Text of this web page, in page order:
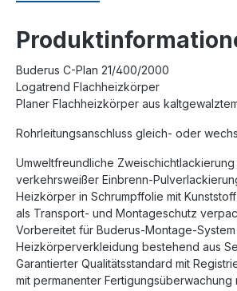
Buderus C-Plan 21/400/2000
Logatrend Flachheizkörper
Planer Flachheizkörper aus
Rohrleitungsanschluss gleich- oder
Umweltfreundliche
verkehrsweißer Einbrenn-
Heizkörper in Schrumpffolie mit
als Transport- und Montageschutz
Vorbereitet für Buderus-Montage-System
Heizkörperverkleidung bestehend aus
Garantierter Qualitätsstandard mit
mit permanenter Fertigungsüberwachung